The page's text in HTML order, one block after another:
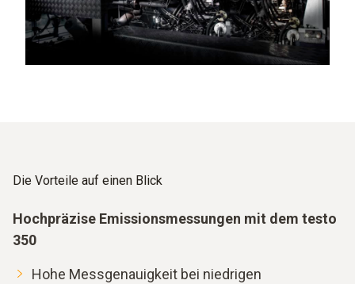
Die Vorteile auf einen Blick
Hochpräzise Emissionsmessungen mit dem testo
350
Hohe Messgenauigkeit bei niedrigen